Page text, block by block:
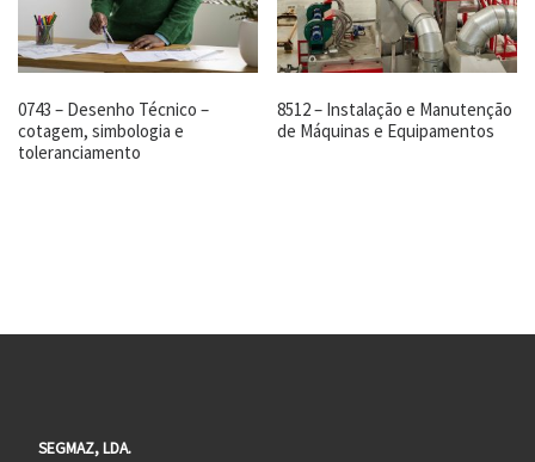
0743 – Desenho Técnico –
cotagem, simbologia e
toleranciamento
8512 – Instalação e Manutenção
de Máquinas e Equipamentos
SEGMAZ, LDA.